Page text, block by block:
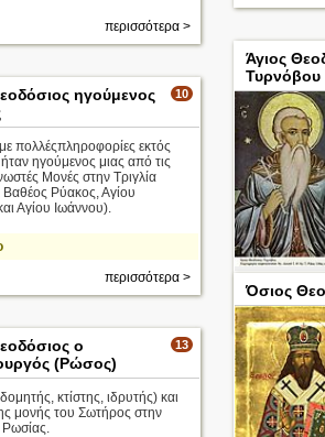
περισσότερα >
Άγιος
Τυρνόβου
10
ηγούμενος
πολλέςπληροφορίες εκτός
ήταν ηγούμενος μιας από τις
Μονές στην Τριγλία
Βαθέος Ρύακος, Αγίου
Αγίου Ιωάννου).
περισσότερα >
Όσιος
13
ο
(Ρώσος)
κτίστης, ιδρυτής) και
μονής του Σωτήρος στην
Ρωσίας.